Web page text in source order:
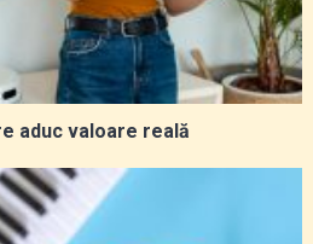
aduc valoare reală